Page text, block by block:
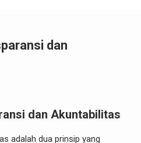
dan
dan Akuntabilitas
adalah dua prinsip yang